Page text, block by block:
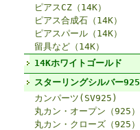
ピアスCZ（14K）
ピアス合成石（14K）
ピアスパール（14K）
留具など（14K）
14Kホワイトゴールド
スターリングシルバー925
カンパーツ(SV925)
丸カン・オープン（925）
丸カン・クローズ（925）